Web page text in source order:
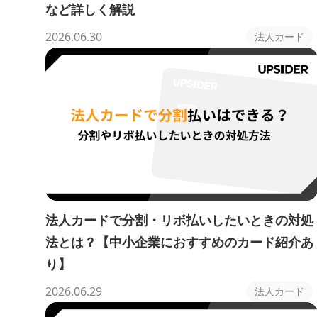
など詳しく解説
2026.06.30 法人カード
法人カードで分割・リボ払いしたいときの対処
法とは？【中小企業におすすめのカード紹介あ
り】
2026.06.29 法人カード